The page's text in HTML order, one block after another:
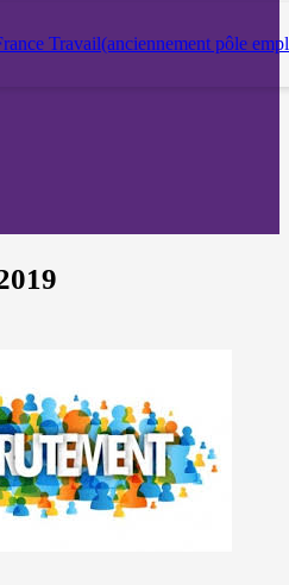
Travail(anciennement pôle